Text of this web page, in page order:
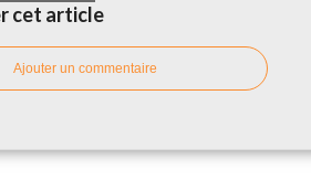
cet article
Ajouter un commentaire